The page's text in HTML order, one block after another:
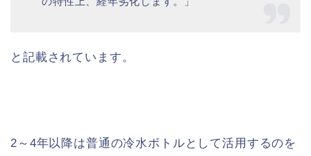
と記載されています。
2～4年以降は普通の冷水ボトルとして活用するのを